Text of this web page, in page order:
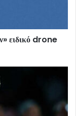
ειδικό drone